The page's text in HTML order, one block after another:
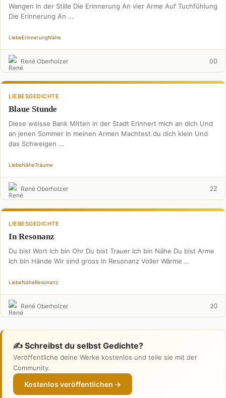
Wangen In der Stille Die Erinnerung An vier Arme Auf Tuchfühlung
Die Erinnerung An …
LiebeErinnerungNähe
René Oberholzer 00
LIEBESGEDICHTE
Blaue Stunde
Diese weisse Bank Mitten in der Stadt Erinnert mich an dich Und
an jenen Sommer In meinen Armen Machtest du dich klein Und
das Schweigen …
LiebeNäheTräume
René Oberholzer 22
LIEBESGEDICHTE
In Resonanz
Du bist Wort Ich bin Ohr Du bist Trauer Ich bin Nähe Du bist Arme
Ich bin Hände Wir sind gross In Resonanz Voller Wärme …
LiebeNäheResonanz
René Oberholzer 20
✍️ Schreibst du selbst Gedichte?
Veröffentliche deine Werke kostenlos und teile sie mit der
Community.
Kostenlos veröffentlichen →